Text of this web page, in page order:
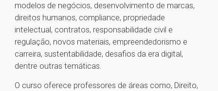
modelos de negócios, desenvolvimento de marcas,
direitos humanos, compliance, propriedade
intelectual, contratos, responsabilidade civil e
regulação, novos materiais, empreendedorismo e
carreira, sustentabilidade, desafios da era digital,
dentre outras temáticas.
O curso oferece professores de áreas como, Direito,